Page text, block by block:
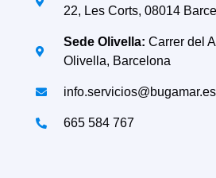
22, Les Corts, 08014
Sede Olivella: Carrer del
Olivella, Barcelona
info.servicios@bugamar.es
665 584 767